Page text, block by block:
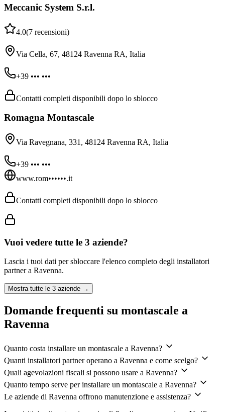
Meccanic System S.r.l.
4.0(7 recensioni)
Via Cella, 67, 48124 Ravenna RA, Italia
+39 ••• •••
Contatti completi disponibili dopo lo sblocco
Romagna Montascale
Via Ravegnana, 331, 48124 Ravenna RA, Italia
+39 ••• •••
www.rom••••••.it
Contatti completi disponibili dopo lo sblocco
Vuoi vedere tutte le 3 aziende?
Lascia i tuoi dati per sbloccare l'elenco completo degli installatori
partner a Ravenna.
Mostra tutte le 3 aziende →
Domande frequenti su montascale a
Ravenna
Quanto costa installare un montascale a Ravenna?
Quanti installatori partner operano a Ravenna e come scelgo?
Quali agevolazioni fiscali si possono usare a Ravenna?
Quanto tempo serve per installare un montascale a Ravenna?
Le aziende di Ravenna offrono manutenzione e assistenza?